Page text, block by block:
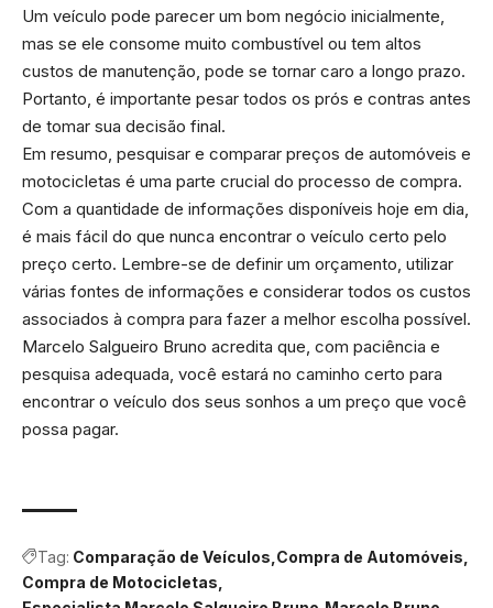
Um veículo pode parecer um bom negócio inicialmente,
mas se ele consome muito combustível ou tem altos
custos de manutenção, pode se tornar caro a longo prazo.
Portanto, é importante pesar todos os prós e contras antes
de tomar sua decisão final.
Em resumo, pesquisar e comparar preços de automóveis e
motocicletas é uma parte crucial do processo de compra.
Com a quantidade de informações disponíveis hoje em dia,
é mais fácil do que nunca encontrar o veículo certo pelo
preço certo. Lembre-se de definir um orçamento, utilizar
várias fontes de informações e considerar todos os custos
associados à compra para fazer a melhor escolha possível.
Marcelo Salgueiro Bruno acredita que, com paciência e
pesquisa adequada, você estará no caminho certo para
encontrar o veículo dos seus sonhos a um preço que você
possa pagar.
Tag: Comparação de Veículos Compra de Automóveis
Compra de Motocicletas